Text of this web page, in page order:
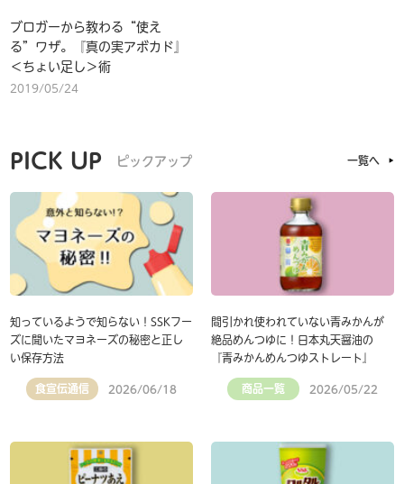
ブロガーから教わる“使え
る”ワザ。『真の実アボカド』
＜ちょい足し＞術
2019/05/24
PICK UP ピックアップ 一覧へ
知っているようで知らない！SSKフー
ズに聞いたマヨネーズの秘密と正し
い保存方法
食宣伝通信 2026/06/18
間引かれ使われていない青みかんが
絶品めんつゆに！日本丸天醤油の
『青みかんめんつゆストレート』
商品一覧 2026/05/22